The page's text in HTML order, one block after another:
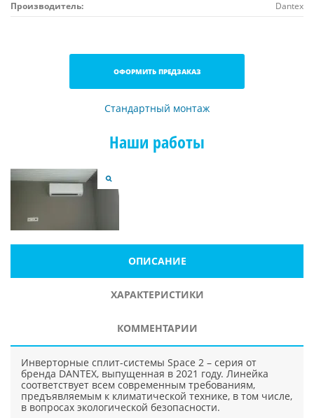
Производитель:
Dantex
ОФОРМИТЬ ПРЕДЗАКАЗ
Стандартный монтаж
Наши работы
ОПИСАНИЕ
ХАРАКТЕРИСТИКИ
КОММЕНТАРИИ
Инверторные сплит-системы Space 2 – серия от
бренда DANTEX, выпущенная в 2021 году. Линейка
соответствует всем современным требованиям,
предъявляемым к климатической технике, в том числе,
в вопросах экологической безопасности.